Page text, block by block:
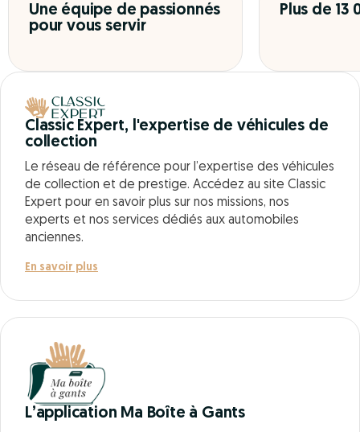
Une équipe de passionnés
pour vous servir
Plus de 13
Classic Expert, l'expertise de véhicules de
collection
Le réseau de référence pour l’expertise des véhicules
de collection et de prestige. Accédez au site Classic
Expert pour en savoir plus sur nos missions, nos
experts et nos services dédiés aux automobiles
anciennes.
En savoir plus
L’application Ma Boîte à Gants